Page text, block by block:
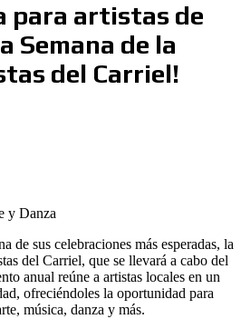
para artistas de
Semana de la
del Carriel!
y Danza
de sus celebraciones más esperadas, la
del Carriel, que se llevará a cabo del
anual reúne a artistas locales en un
ofreciéndoles la oportunidad para
música, danza y más.